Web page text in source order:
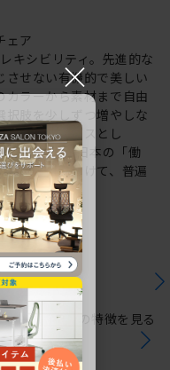
ェア
キシビリティ。先進的な
せない有機的で美しい
カラーから素材まで自由
択肢を少しずつ増やしな
るキャンバスとし
きました。日本の「働
ちは未来に向けて、普遍
シリーズの特徴を見る
×